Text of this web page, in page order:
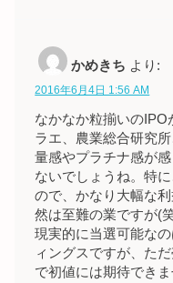
かめきち より:
2016年6月4日 1:56 AM
なかなか粒揃いのIPO
ラエ、農業総合研究
量感やプラチナ感が
ないでしょうね。特
ので、かなり大幅な
然は至難の業ですが(
現実的に当選可能な
ィングスですが、た
で初値には期待でき